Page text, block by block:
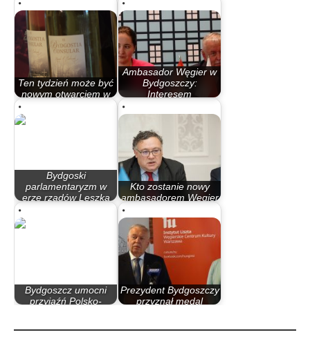
Ten tydzień może być
nowym otwarciem w
Ambasador Węgier w
Bydgoszczy:
Interesem
Bydgoski
parlamentaryzm w
erze rządów Leszka
Kto zostanie nowy
ambasadorem Węgier
Bydgoszcz umocni
przyjaźń Polsko-
Prezydent Bydgoszczy
przyznał medal